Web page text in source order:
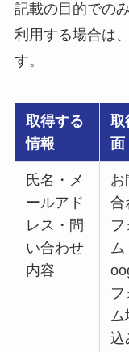
記載の目的での
利用する場合は
す。
取得する
情報
取
面
氏名・メ
ールアド
レス・問
い合わせ
内容
お
合
フ
ム
フ
ム
込